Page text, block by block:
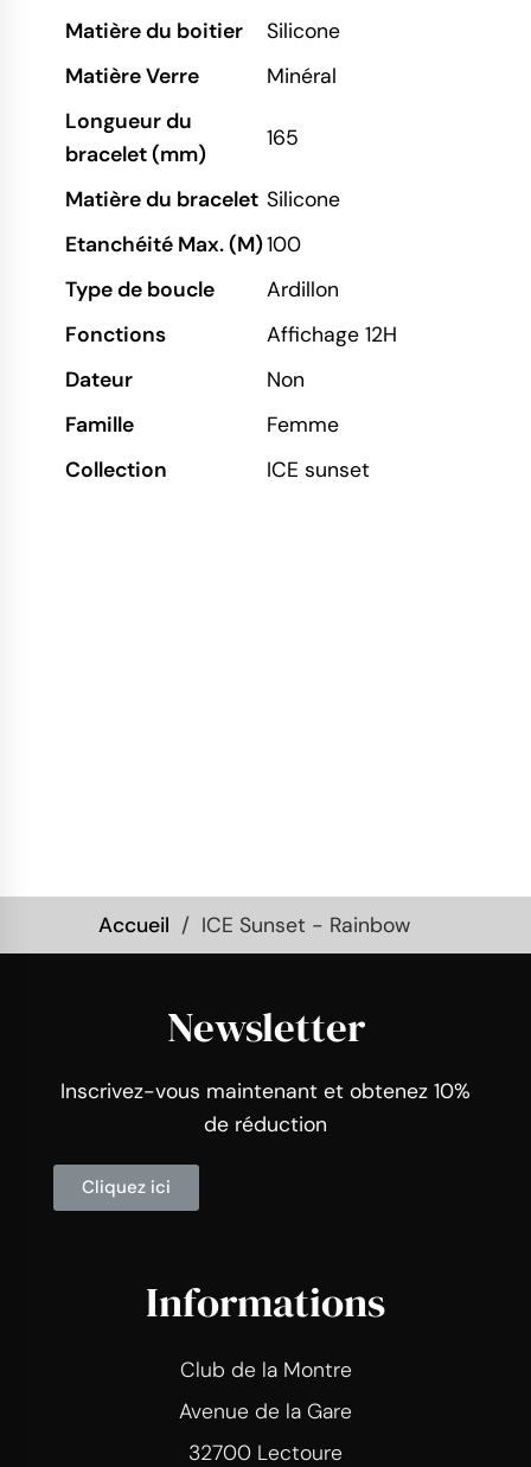
Matière du boitier
Silicone
Matière Verre
Minéral
Longueur du
bracelet (mm)
165
Matière du bracelet Silicone
Etanchéité Max. (M)100
Type de boucle
Ardillon
Fonctions
Affichage 12H
Dateur
Non
Famille
Femme
Collection
ICE sunset
Accueil ICE Sunset - Rainbow
Newsletter
Inscrivez-vous maintenant et obtenez 10%
de réduction
Cliquez ici
Informations
Club de la Montre
Avenue de la Gare
32700 Lectoure